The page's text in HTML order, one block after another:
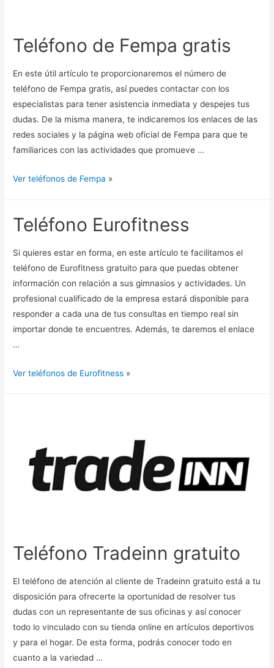
Teléfono de Fempa gratis
En este útil artículo te proporcionaremos el número de
teléfono de Fempa gratis, así puedes contactar con los
especialistas para tener asistencia inmediata y despejes tus
dudas. De la misma manera, te indicaremos los enlaces de las
redes sociales y la página web oficial de Fempa para que te
familiarices con las actividades que promueve …
Ver teléfonos de Fempa »
Teléfono Eurofitness
Si quieres estar en forma, en este artículo te facilitamos el
teléfono de Eurofitness gratuito para que puedas obtener
información con relación a sus gimnasios y actividades. Un
profesional cualificado de la empresa estará disponible para
responder a cada una de tus consultas en tiempo real sin
importar donde te encuentres. Además, te daremos el enlace
…
Ver teléfonos de Eurofitness »
Teléfono Tradeinn gratuito
El teléfono de atención al cliente de Tradeinn gratuito está a tu
disposición para ofrecerte la oportunidad de resolver tus
dudas con un representante de sus oficinas y así conocer
todo lo vinculado con su tienda online en artículos deportivos
y para el hogar. De esta forma, podrás conocer todo en
cuanto a la variedad …